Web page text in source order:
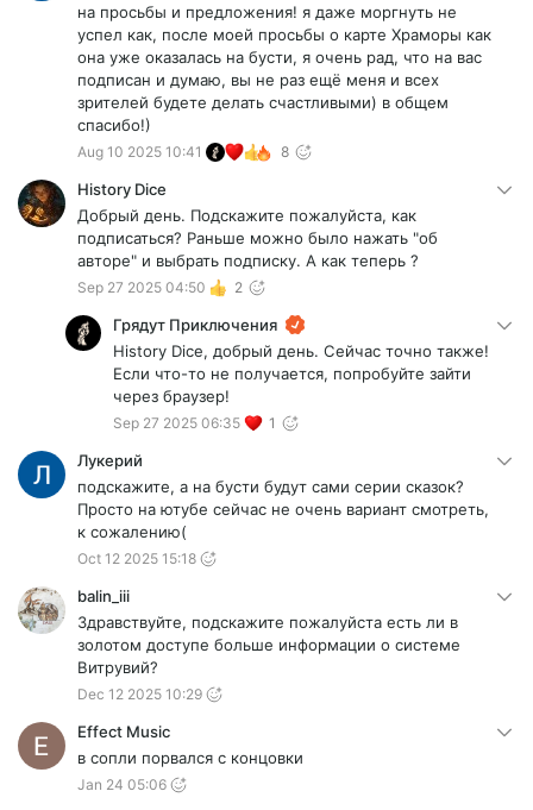
на просьбы и предложения! я даже моргнуть не
успел как, после моей просьбы о карте Храморы как
она уже оказалась на бусти, я очень рад, что на вас
подписан и думаю, вы не раз ещё меня и всех
зрителей будете делать счастливыми) в общем
спасибо!)
Aug 10 2025 10:41 8
History Dice
Добрый день. Подскажите пожалуйста, как
подписаться? Раньше можно было нажать "об
авторе" и выбрать подписку. А как теперь ?
Sep 27 2025 04:50 2
Грядут Приключения
History Dice, добрый день. Сейчас точно также!
Если что-то не получается, попробуйте зайти
через браузер!
Sep 27 2025 06:35 1
Лукерий
подскажите, а на бусти будут сами серии сказок?
Просто на ютубе сейчас не очень вариант смотреть,
к сожалению(
Oct 12 2025 15:18
balin_iii
Здравствуйте, подскажите пожалуйста есть ли в
золотом доступе больше информации о системе
Витрувий?
Dec 12 2025 10:29
Effect Music
в сопли порвался с концовки
Jan 24 05:06